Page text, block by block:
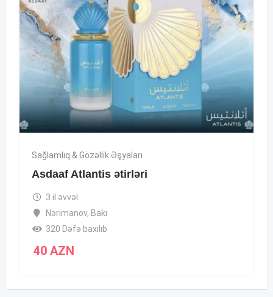
Sağlamlıq & Gözəllik Əşyaları
Asdaaf Atlantis ətirləri
3 il əvvəl
Nərimanov, Bakı
320 Dəfə baxılıb
40 AZN